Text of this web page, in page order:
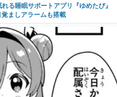
る睡眠サポートアプリ『ゆめたび』
ましアラームも搭載